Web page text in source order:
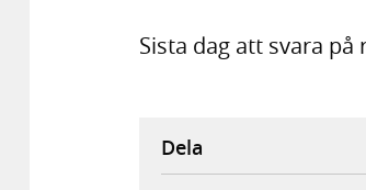
Sista dag att svara
Dela